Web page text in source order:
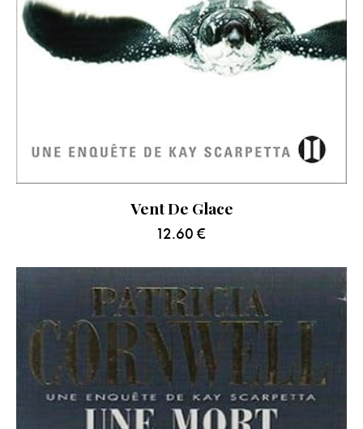
Vent De Glace
12.60 €